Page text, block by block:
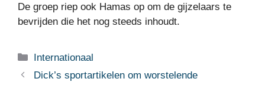
De groep riep ook Hamas op om de gijzelaars te
bevrijden die het nog steeds inhoudt.
Categorieën
Internationaal
Dick’s sportartikelen om worstelende